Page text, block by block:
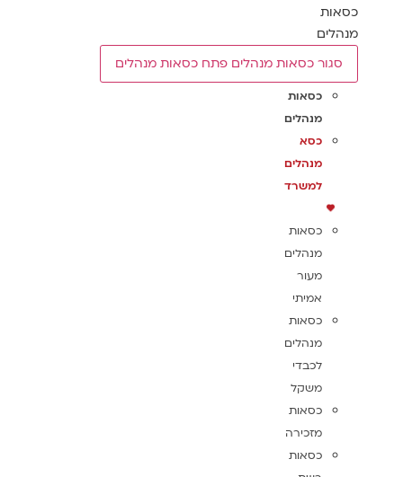
כסאות
מנהלים
סגור כסאות מנהלים פתח כסאות מנהלים
כסאות
מנהלים
כסא
מנהלים
למשרד
כסאות
מנהלים
מעור
אמיתי
כסאות
מנהלים
לכבדי
משקל
כסאות
מזכירה
כסאות